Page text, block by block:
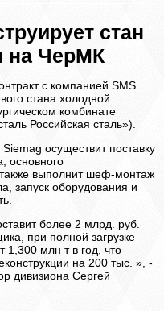
стан
на ЧерМК
с компанией SMS
стана холодной
комбинате
Российская сталь»).
осуществит поставку
основного
также выполнит шеф-монтаж
запуск оборудования и
более 2 млрд. руб.
при полной загрузке
1,300 млн т в год, что
на 200 тыс. », -
дивизиона Сергей